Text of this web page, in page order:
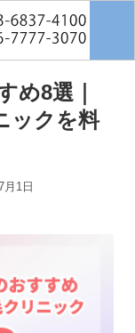
すめ8選｜全身・顔・
め8選｜
ックを料
月1日